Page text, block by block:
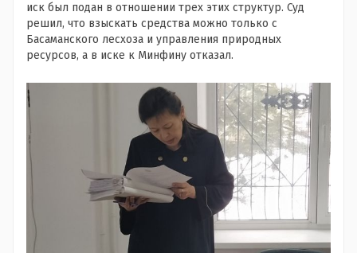
иск был подан в отношении трех этих структур. Суд
решил, что взыскать средства можно только с
Басаманского лесхоза и управления природных
ресурсов, а в иске к Минфину отказал.